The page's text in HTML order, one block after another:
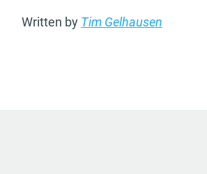
Written by Tim Gelhausen